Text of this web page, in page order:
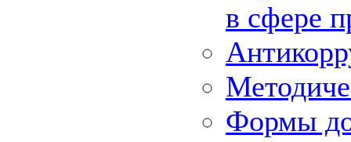
в сфере
Формы